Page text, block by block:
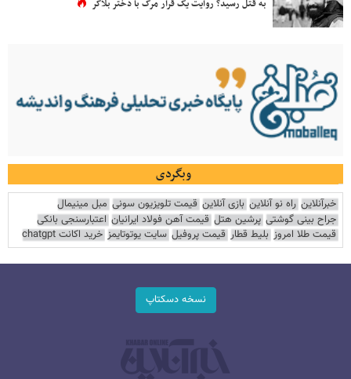
به قتل رسید؟ روایت یک قرار مرگ با دختر بلاگر
وبگردی
خبرآنلاین راه نو آنلاین بازی آنلاین قیمت تلویزیون سونی مبل مینیمال
جراح بینی گوشتی پرشین هتل قیمت آهن فولاد ایرانیان اعتبارسنجی بانکی
قیمت طلا امروز بلیط قطار قیمت پروفیل سایت یوتوتایمز خرید اکانت chatgpt
نسخه دسکتاپ